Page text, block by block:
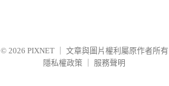
© 2026 PIXNET
文章與圖片權利屬原作者所有
隱私權政策
服務聲明